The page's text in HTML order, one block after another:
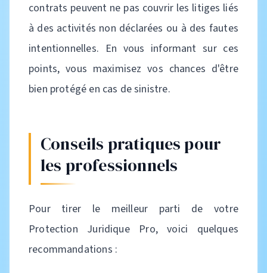
contrats peuvent ne pas couvrir les litiges liés
à des activités non déclarées ou à des fautes
intentionnelles. En vous informant sur ces
points, vous maximisez vos chances d'être
bien protégé en cas de sinistre.
Conseils pratiques pour
les professionnels
Pour tirer le meilleur parti de votre
Protection Juridique Pro, voici quelques
recommandations :